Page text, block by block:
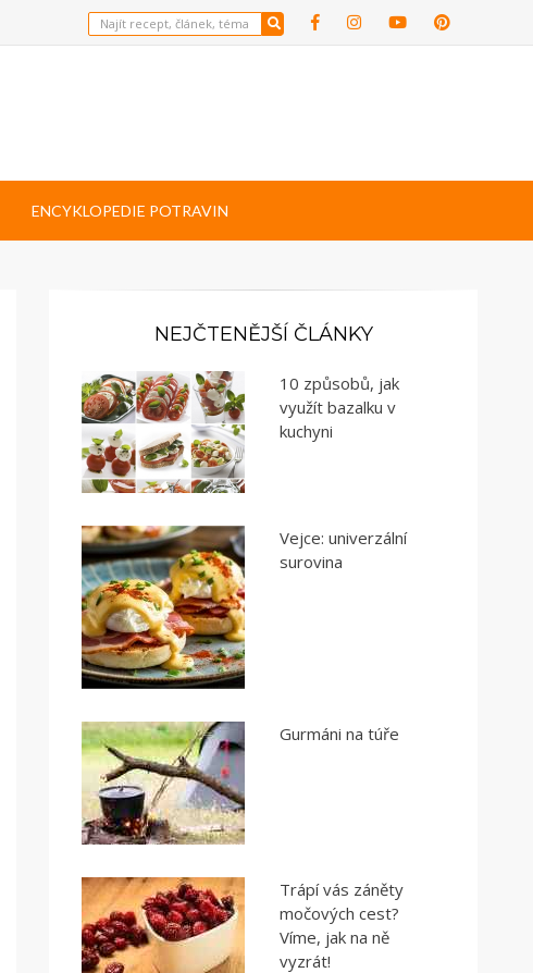
ENCYKLOPEDIE POTRAVIN
NEJČTENĚJŠÍ ČLÁNKY
10 způsobů, jak
využít bazalku v
kuchyni
Vejce: univerzální
surovina
Gurmáni na túře
Trápí vás záněty
močových cest?
Víme, jak na ně
vyzrát!